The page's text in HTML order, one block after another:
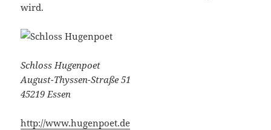
wird.
Schloss Hugenpoet
August-Thyssen-Straße 51
45219 Essen
http://www.hugenpoet.de